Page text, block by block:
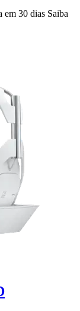
em 30 dias Saiba